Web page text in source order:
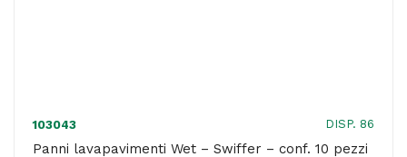
103043 DISP. 86
Panni lavapavimenti Wet – Swiffer – conf. 10 pezzi